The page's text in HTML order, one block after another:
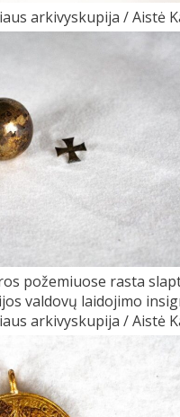
arkivyskupija / Aistė
požemiuose rasta
valdovų laidojimo
arkivyskupija / Aistė